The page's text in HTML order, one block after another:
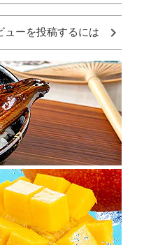
ューを投稿するには